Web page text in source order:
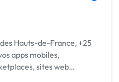
Hauts-de-France, +25
apps mobiles,
sites web